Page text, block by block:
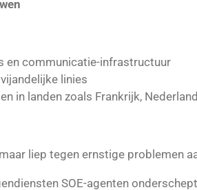
en communicatie-infrastructuur
linies
in landen zoals Frankrijk,
liep tegen ernstige problemen
SOE-agenten